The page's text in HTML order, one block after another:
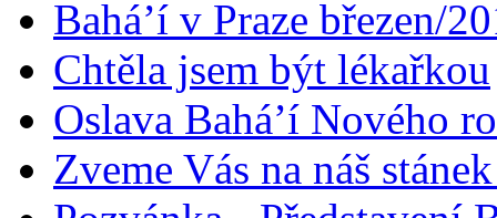
Bahá’í v Praze březen/
Chtěla jsem být lékařkou
Oslava Bahá’í Nového
Zveme Vás na náš